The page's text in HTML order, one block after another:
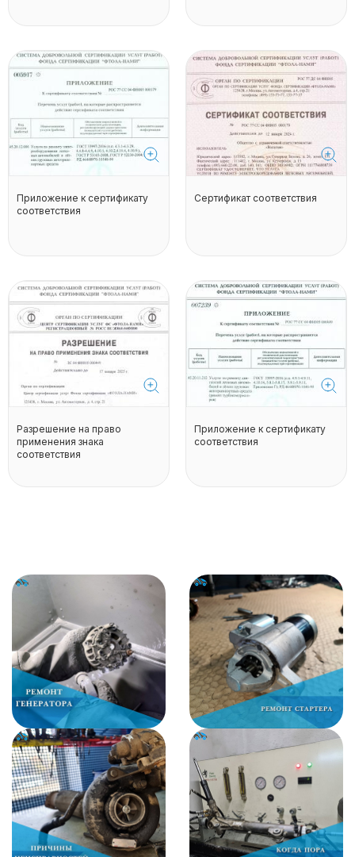
Приложение к сертификату
соответствия
Сертификат соответствия
Разрешение на право
применения знака
соответствия
Приложение к сертификату
соответствия